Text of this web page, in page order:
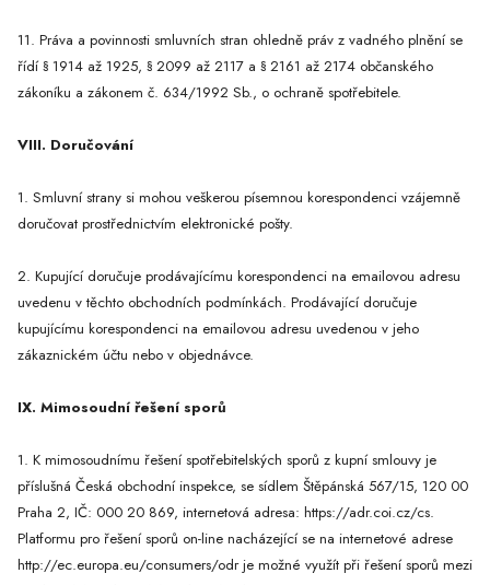
11. Práva a povinnosti smluvních stran ohledně práv z vadného plnění se
řídí § 1914 až 1925, § 2099 až 2117 a § 2161 až 2174 občanského
zákoníku a zákonem č. 634/1992 Sb., o ochraně spotřebitele.
VIII. Doručování
1. Smluvní strany si mohou veškerou písemnou korespondenci vzájemně
doručovat prostřednictvím elektronické pošty.
2. Kupující doručuje prodávajícímu korespondenci na emailovou adresu
uvedenu v těchto obchodních podmínkách. Prodávající doručuje
kupujícímu korespondenci na emailovou adresu uvedenou v jeho
zákaznickém účtu nebo v objednávce.
IX. Mimosoudní řešení sporů
1. K mimosoudnímu řešení spotřebitelských sporů z kupní smlouvy je
příslušná Česká obchodní inspekce, se sídlem Štěpánská 567/15, 120 00
Praha 2, IČ: 000 20 869, internetová adresa: https://adr.coi.cz/cs.
Platformu pro řešení sporů on-line nacházející se na internetové adrese
http://ec.europa.eu/consumers/odr je možné využít při řešení sporů mezi